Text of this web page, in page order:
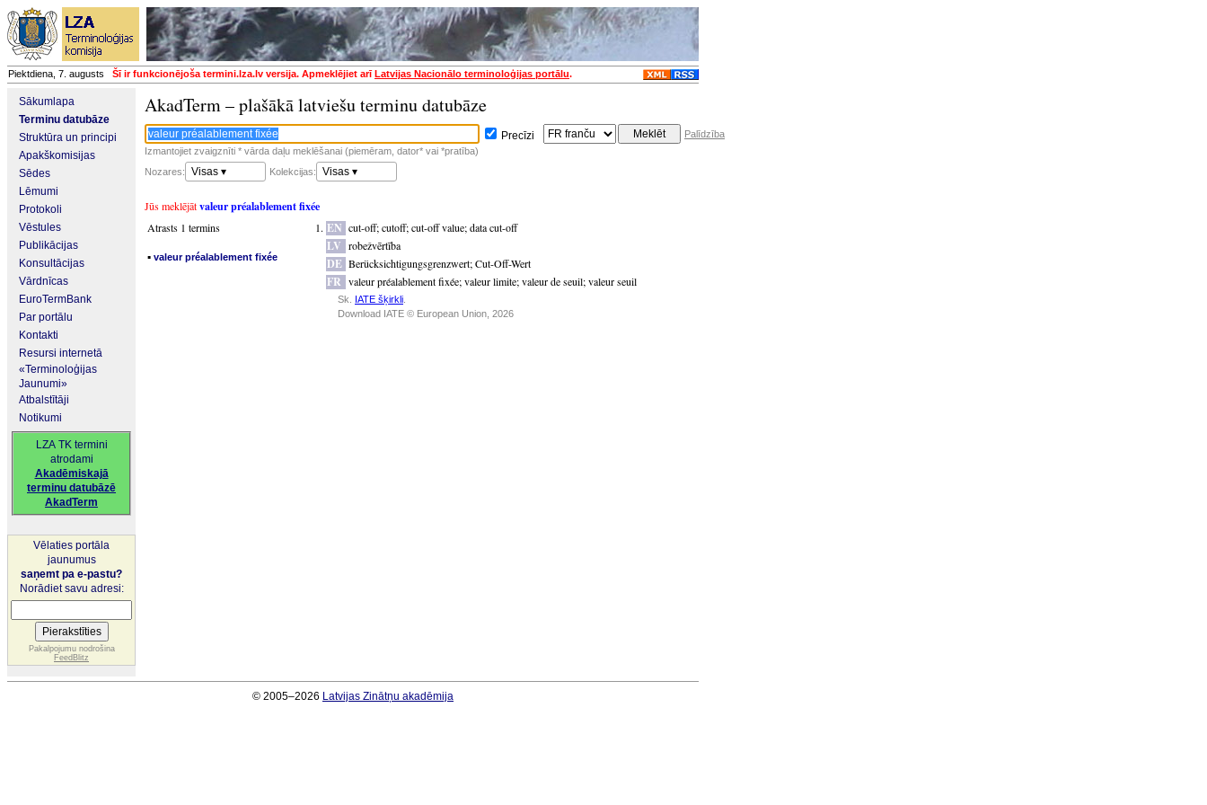
Piektdiena, 7. augusts Šī ir funkcionējoša termini.lza.lv versija. Apmeklējiet arīLatvijas Nacionālo terminoloģijas portālu.
Sākumlapa
Terminu datubāze
Struktūra un principi
Apakškomisijas
Sēdes
Lēmumi
Protokoli
Vēstules
Publikācijas
Konsultācijas
Vārdnīcas
EuroTermBank
Par portālu
Kontakti
Resursi internetā
«Terminoloģijas
Jaunumi»
Atbalstītāji
Notikumi
LZA TK termini
atrodami
Akadēmiskajā
terminu datubāzē
AkadTerm
Vēlaties portāla
jaunumus
saņemt pa e-pastu?
Norādiet savu adresi:
Pakalpojumu nodrošina
FeedBlitz
AkadTerm – plašākā latviešu terminu datubāze
Precīzi
Palīdzība
Izmantojiet zvaigznīti * vārda daļu meklēšanai (piemēram, dator* vai *pratība)
Nozares:
Visas ▾ Kolekcijas: Visas ▾
Jūs meklējātvaleur préalablement fixée
Atrasts 1 termins
▪ valeur préalablement fixée
EN cut-off;cutoff;cut-off value;data cut-off
LV robežvērtība
DE Berücksichtigungsgrenzwert;Cut-Off-Wert
FR valeur préalablement fixée;valeur limite;valeur de seuil;valeur seuil
Sk. IATE šķirkli
Download IATE © European Union, 2026
© 2005–2026 Latvijas Zinātņu akadēmija